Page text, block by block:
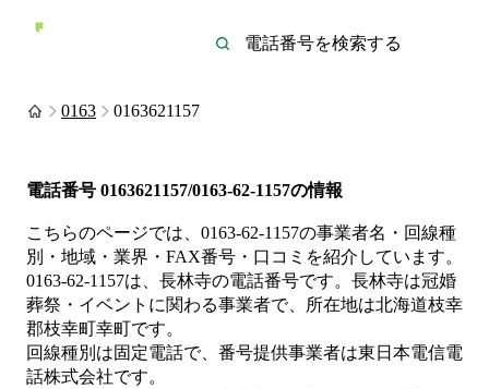
0163 0163621157
電話番号 0163621157/0163-62-1157の情報
こちらのページでは、 0163-62-1157の事業者名・回線種
別・地域・業界・FAX番号・口コミを紹介しています。
0163-62-1157は、 長林寺の電話番号です。 長林寺は冠婚
葬祭・イベント に関わる事業者で、所在地は北海道枝幸
郡枝幸町幸町です。
回線種別は固定電話で、番号提供事業者は東日本電信電
話株式会社です。